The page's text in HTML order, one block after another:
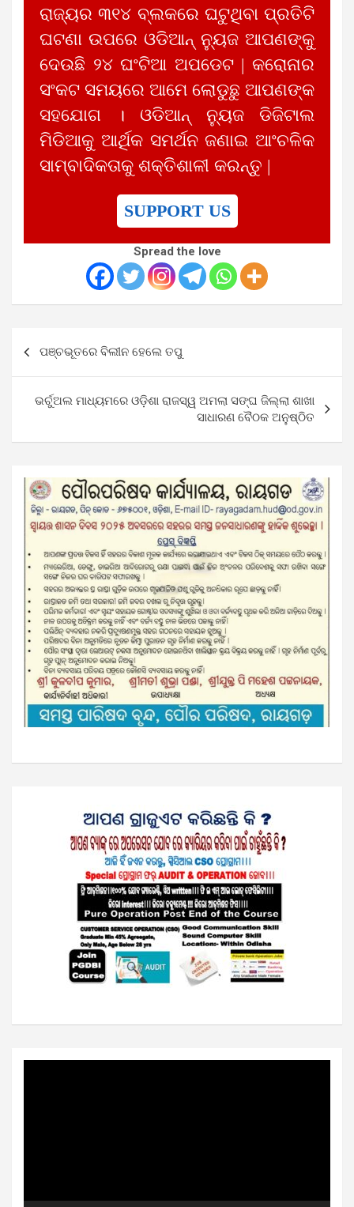
ରାଜ୍ୟର ୩୧୪ ବ୍ଲକରେ ଘଟୁଥିବା ପ୍ରତିଟି
ଘଟଣା ଉପରେ ଓଡିଆନ୍ ନ୍ୟୁଜ ଆପଣଙ୍କୁ
ଦେଉଛି ୨୪ ଘଂଟିଆ ଅପଡେଟ | କରୋନାର
ସଂକଟ ସମୟରେ ଆମେ ଲୋଡୁଛୁ ଆପଣଙ୍କ
ସହଯୋଗ । ଓଡିଆନ୍ ନ୍ୟୁଜ ଡିଜିଟାଲ
ମିଡିଆକୁ ଆର୍ଥିକ ସମର୍ଥନ ଜଣାଇ ଆଂଚଳିକ
ସାମ୍ବାଦିକତାକୁ ଶକ୍ତିଶାଳୀ କରନ୍ତୁ |
SUPPORT US
Spread the love
navigation
ପଞ୍ଚଭୂତରେ ବିଲୀନ ହେଲେ ତପୁ
ଭର୍ଚୁଅଲ ମାଧ୍ୟମରେ ଓଡ଼ିଶା ରାଜସ୍ୱ ଅମଲା ସଙ୍ଘ ଜିଲ୍ଲା ଶାଖା
ସାଧାରଣ ବୈଠକ ଅନୁଷ୍ଠିତ